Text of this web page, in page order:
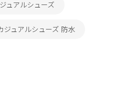
ュアルシューズ
ジュアルシューズ 防水